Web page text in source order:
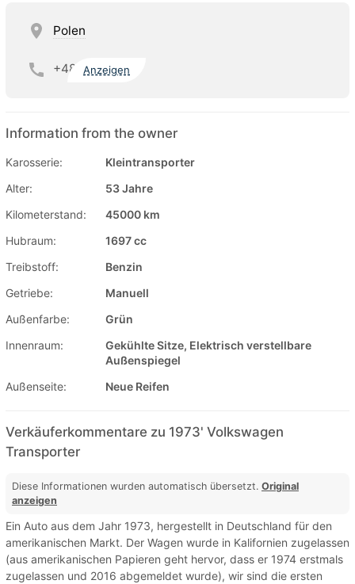
Polen
+48 Anzeigen
Information from the owner
Karosserie:
Kleintransporter
Alter:
53 Jahre
Kilometerstand:
45000 km
Hubraum:
1697 cc
Treibstoff:
Benzin
Getriebe:
Manuell
Außenfarbe:
Grün
Innenraum:
Gekühlte Sitze, Elektrisch verstellbare
Außenspiegel
Außenseite:
Neue Reifen
Verkäuferkommentare zu 1973' Volkswagen
Transporter
Diese Informationen wurden automatisch übersetzt. Original
anzeigen
Ein Auto aus dem Jahr 1973, hergestellt in Deutschland für den
amerikanischen Markt. Der Wagen wurde in Kalifornien zugelassen
(aus amerikanischen Papieren geht hervor, dass er 1974 erstmals
zugelassen und 2016 abgemeldet wurde), wir sind die ersten